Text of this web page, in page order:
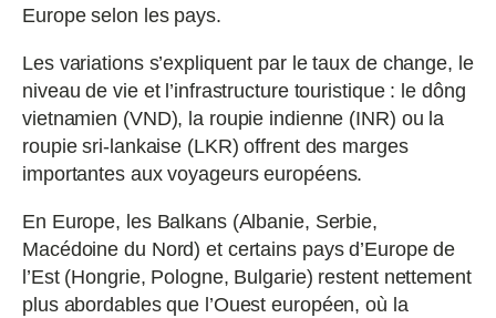
Europe selon les pays.
Les variations s’expliquent par le taux de change, le
niveau de vie et l’infrastructure touristique : le dông
vietnamien (VND), la roupie indienne (INR) ou la
roupie sri-lankaise (LKR) offrent des marges
importantes aux voyageurs européens.
En Europe, les Balkans (Albanie, Serbie,
Macédoine du Nord) et certains pays d’Europe de
l’Est (Hongrie, Pologne, Bulgarie) restent nettement
plus abordables que l’Ouest européen, où la